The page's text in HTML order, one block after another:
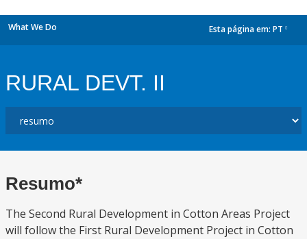
What We Do Esta página em: PT
RURAL DEVT. II
Resumo*
The Second Rural Development in Cotton Areas Project
will follow the First Rural Development Project in Cotton